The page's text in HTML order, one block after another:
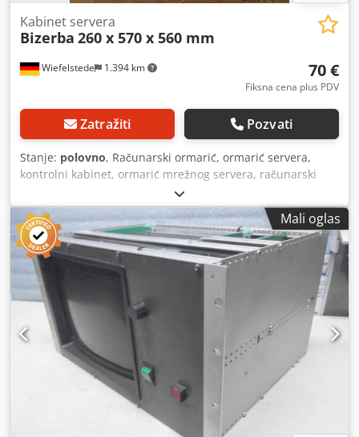
Wiefelstede 1.394 km
Kabinet servera
Bizerba 260 x 570 x 560 mm
70 €
Fiksna cena plus PDV
Zatražiti Pozvati
Stanje: polovno, Računarski ormarić, ormarić servera,
kontrolni kabinet, ormarić mrežnog servera, računarski
smeštaj -Proizvođač: Bizerba - Tip -Materijal: čelik
Dimenzije: 260/570/H560 mm Cjdpfx Aeb Tl Dtocwjrf -
Težina: 15 kg
Mali oglas